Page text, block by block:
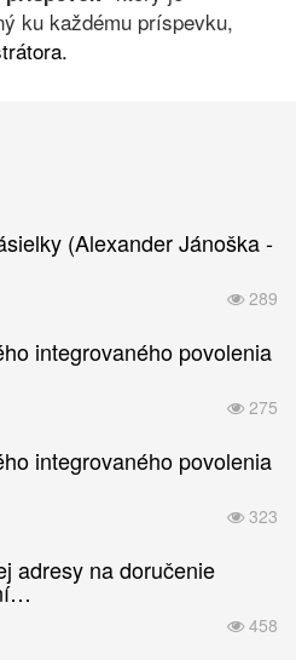
ku každému príspevku,
(Alexander Jánoška -
289
integrovaného povolenia
275
integrovaného povolenia
323
adresy na doručenie
458